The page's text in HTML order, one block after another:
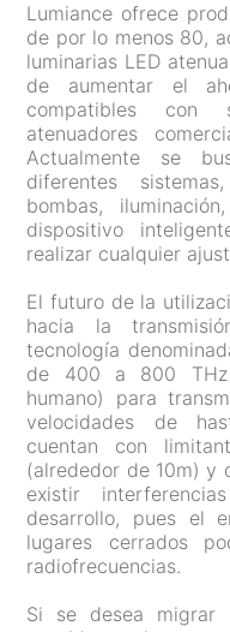
Lumiance ofrece
de por lo menos 80,
luminarias LED
de aumentar el
compatibles con
atenuadores
Actualmente se
diferentes
bombas,
dispositivo
realizar cualquier
El futuro de la
hacia la
tecnología
de 400 a 800 THz
humano) para
velocidades de
cuentan con
(alrededor de 10m) y
existir
desarrollo, pues el
lugares cerrados
radiofrecuencias.
Si se desea migrar